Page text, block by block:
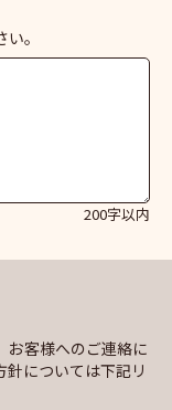
。
200字以内
お客様へのご連絡に
については下記リ